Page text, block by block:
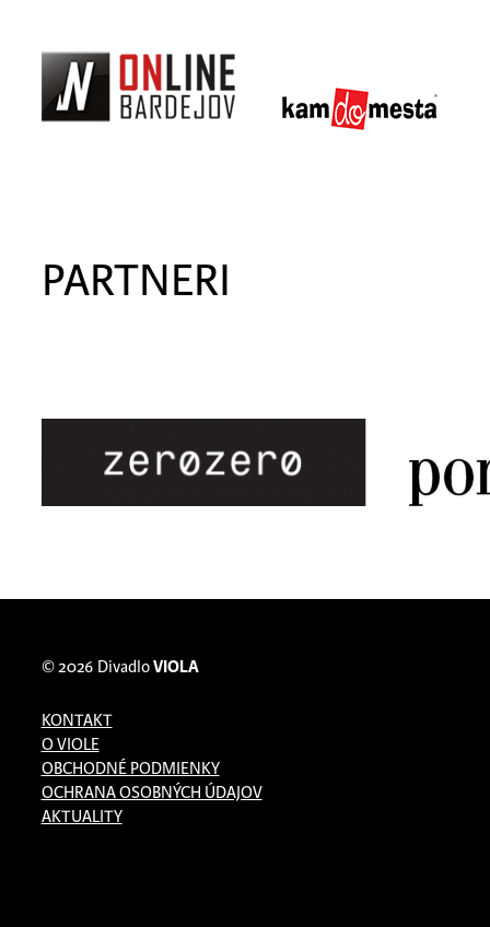
PARTNERI
© 2026 DivadloVIOLA
KONTAKT
O VIOLE
OBCHODNÉ PODMIENKY
OCHRANA OSOBNÝCH ÚDAJOV
AKTUALITY